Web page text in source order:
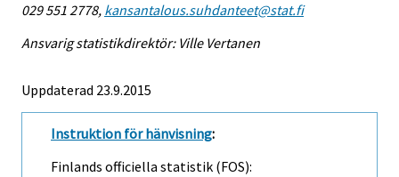
029 551 2778, kansantalous.suhdanteet@stat.fi
Ansvarig statistikdirektör: Ville Vertanen
Uppdaterad 23.9.2015
Instruktion för hänvisning:
Finlands officiella statistik (FOS):